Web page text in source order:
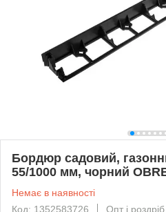
Бордюр садовий,
55/1000 мм, чорний
Немає в наявності
Код: 1352583726
Опт і роздріб